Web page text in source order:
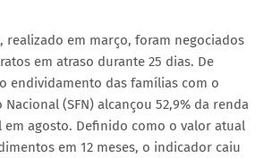
realizado em março, foram negociados
em atraso durante 25 dias. De
endividamento das famílias com o
Nacional (SFN) alcançou 52,9% da renda
agosto. Definido como o valor atual
em 12 meses, o indicador caiu